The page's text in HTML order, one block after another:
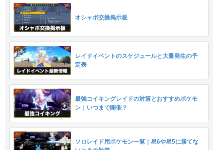
オシャボ交換掲示板
レイドイベントのスケジュールと大量発生の予
定表
最強コイキングレイドの対策とおすすめポケモ
ン｜いつまで開催？
ソロレイド用ポケモン一覧｜星6や星5に勝てな